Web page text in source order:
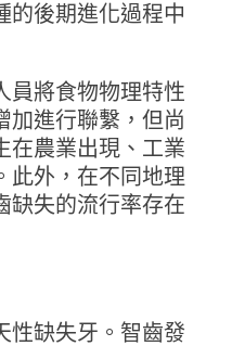
的後期進化過程中
員將食物物理特性
加進行聯繫，但尚
在農業出現、工業
此外，在不同地理
缺失的流行率存在
性缺失牙。智齒發